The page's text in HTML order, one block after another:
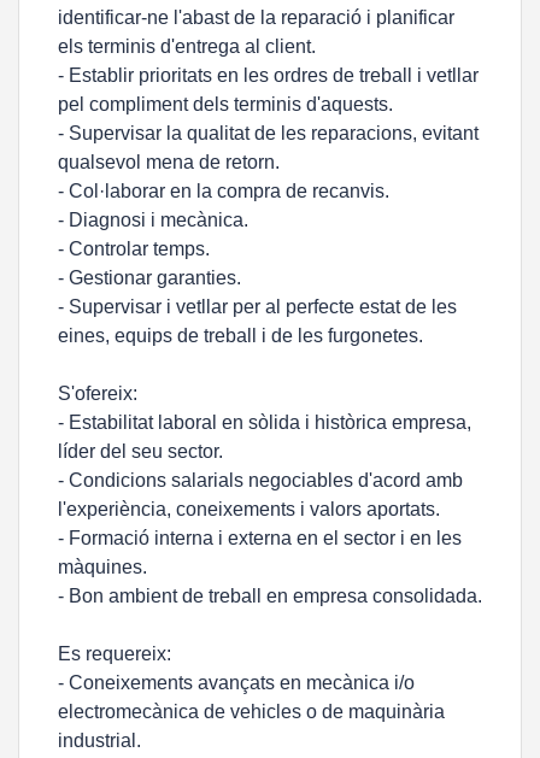
identificar-ne l'abast de la reparació i planificar
els terminis d'entrega al client.
- Establir prioritats en les ordres de treball i vetllar
pel compliment dels terminis d'aquests.
- Supervisar la qualitat de les reparacions, evitant
qualsevol mena de retorn.
- Col·laborar en la compra de recanvis.
- Diagnosi i mecànica.
- Controlar temps.
- Gestionar garanties.
- Supervisar i vetllar per al perfecte estat de les
eines, equips de treball i de les furgonetes.
S'ofereix:
- Estabilitat laboral en sòlida i històrica empresa,
líder del seu sector.
- Condicions salarials negociables d'acord amb
l'experiència, coneixements i valors aportats.
- Formació interna i externa en el sector i en les
màquines.
- Bon ambient de treball en empresa consolidada.
Es requereix:
- Coneixements avançats en mecànica i/o
electromecànica de vehicles o de maquinària
industrial.